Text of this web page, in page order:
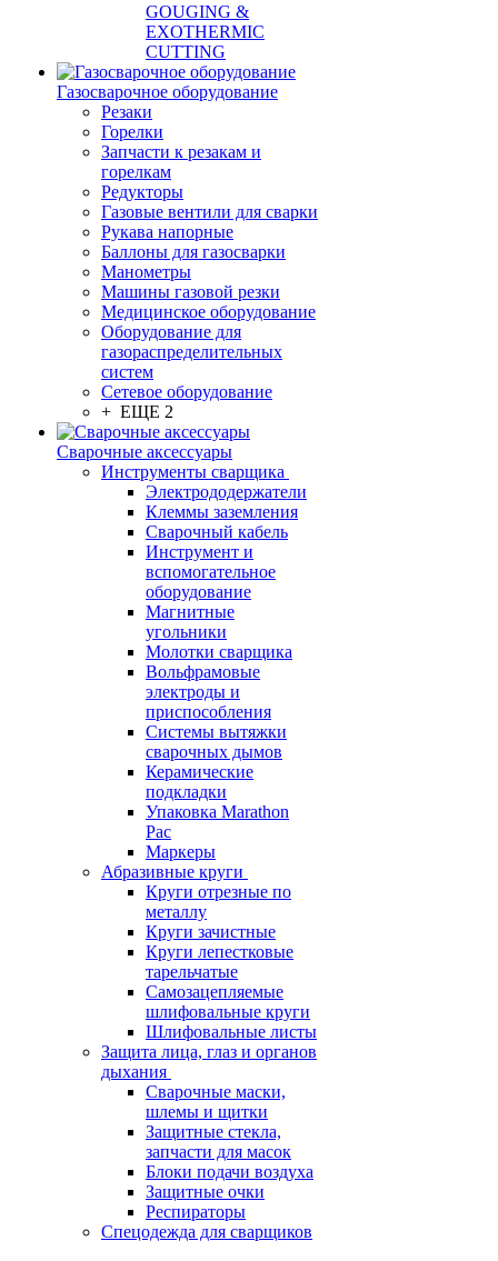
GOUGING &
EXOTHERMIC
CUTTING
Газосварочное оборудование
Резаки
Горелки
Запчасти к резакам и
горелкам
Редукторы
Газовые вентили для сварки
Рукава напорные
Баллоны для газосварки
Манометры
Машины газовой резки
Медицинское оборудование
Оборудование для
газораспределительных
систем
Сетевое оборудование
+ ЕЩЕ 2
Сварочные аксессуары
Инструменты сварщика
Электрододержатели
Клеммы заземления
Сварочный кабель
Инструмент и
вспомогательное
оборудование
Магнитные
угольники
Молотки сварщика
Вольфрамовые
электроды и
приспособления
Системы вытяжки
сварочных дымов
Керамические
подкладки
Упаковка Marathon
Pac
Маркеры
Абразивные круги
Круги отрезные по
металлу
Круги зачистные
Круги лепестковые
тарельчатые
Самозацепляемые
шлифовальные круги
Шлифовальные листы
Защита лица, глаз и органов
дыхания
Сварочные маски,
шлемы и щитки
Защитные стекла,
запчасти для масок
Блоки подачи воздуха
Защитные очки
Респираторы
Спецодежда для сварщиков